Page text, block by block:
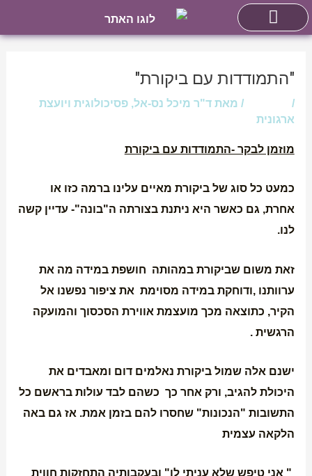
תחילתו
של
אינטרנט,
אנטר
לעבור
תוכן
מרכזי
דילוג
לתוכן
"התמודדות עם ביקורת"
/ / מאתד"ר מיכל נס-אל, פסיכולוגית ויועצת
ארגונית
מוזמן לבקר -התמודדות עם ביקורת
כמעט כל סוג של ביקורת מאיים עלינו ברמה כזו או
אחרת, גם כאשר היא ניתנת בצורתה ה"בונה"- עדיין קשה
לנו.
זאת משום שביקורת במהותה חושפת במידה מה את
ערוותנו ,ודוחקת במידה מסוימת את ציפור נפשנו אל
הקיר, כתוצאה מכך מועצמת אווירת הסכסוך והמועקה
הרגשית .
ישנם אלה שמול ביקורת נאלמים דום ומאבדים את
היכולת להגיב, ורק אחר כך כשהם לבד עולות בראשם כל
התשובות "הנכונות" שחסרו להם בזמן אמת. אז גם באה
הלקאה עצמית
" אני טיפש שלא עניתי לו" ובעקבותיה התחזקות חווית